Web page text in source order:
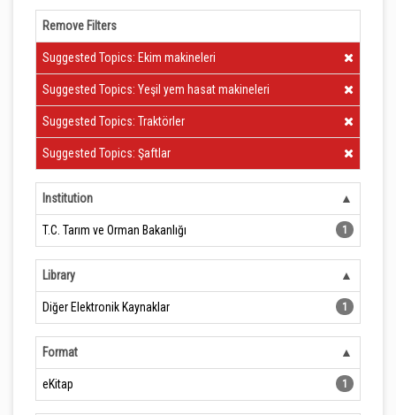
Remove Filters
Clear Filter
Suggested Topics: Ekim makineleri
Clear Filter
Suggested Topics: Yeşil yem hasat makineleri
Clear Filter
Suggested Topics: Traktörler
Clear Filter
Suggested Topics: Şaftlar
Institution
T.C. Tarım ve Orman Bakanlığı 1
Library
Diğer Elektronik Kaynaklar 1
Format
eKitap 1